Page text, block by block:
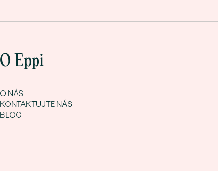
O Eppi
O NÁS
KONTAKTUJTE NÁS
BLOG